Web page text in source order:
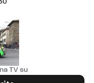
TV su